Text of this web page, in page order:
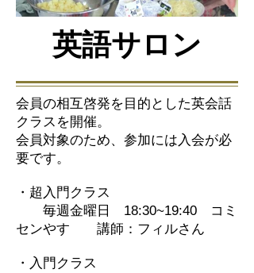
英語サロン
会員の相互啓発を目的とした英会話
クラスを開催。
会員対象のため、参加には入会が必
要です。
・ 超入門クラス
​ 毎週金曜日 18:30~19:40 コミ
センやす 講師：フィルさん
・入門クラス